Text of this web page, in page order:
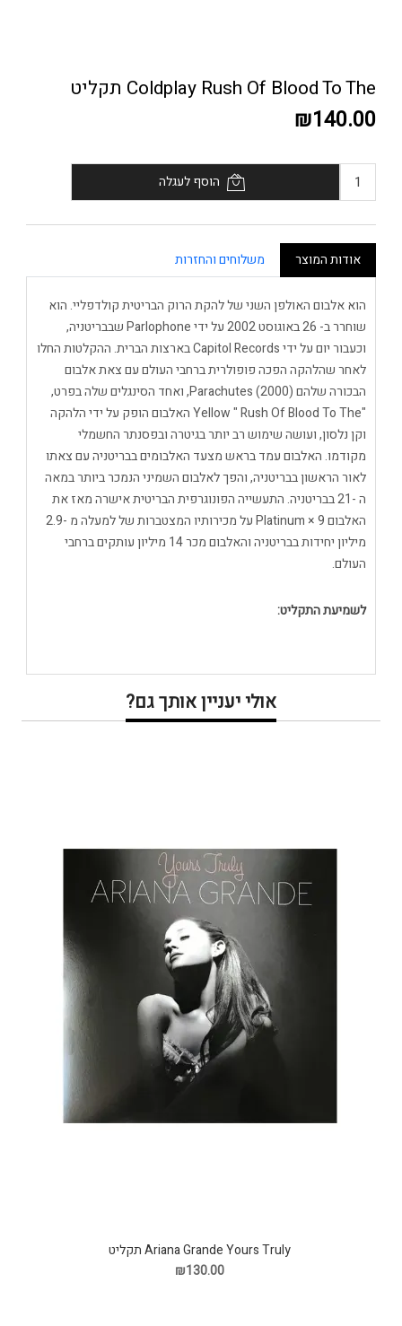
Coldplay Rush Of Blood To The תקליט
₪140.00
הוסף לעגלה
אודות המוצר משלוחים והחזרות
הוא אלבום האולפן השני של להקת הרוק הבריטית קולדפליי. הוא
שוחרר ב- 26 באוגוסט 2002 על ידי Parlophone שבבריטניה,
וכעבור יום על ידי Capitol Records בארצות הברית. ההקלטות החלו
לאחר שהלהקה הפכה פופולרית ברחבי העולם עם צאת אלבום
הבכורה שלהם Parachutes (2000), ואחד הסינגלים שלה בפרט,
"Yellow " Rush Of Blood To The האלבום הופק על ידי הלהקה
וקן נלסון, ועושה שימוש רב יותר בגיטרה ובפסנתר החשמלי
מקודמו. האלבום עמד בראש מצעד האלבומים בבריטניה עם צאתו
לאור הראשון בבריטניה, והפך לאלבום השמיני הנמכר ביותר במאה
ה -21 בבריטניה. התעשייה הפונוגרפית הבריטית אישרה מאז את
האלבום 9 × Platinum על מכירותיו המצטברות של למעלה מ -2.9
מיליון יחידות בבריטניה והאלבום מכר 14 מיליון עותקים ברחבי
העולם.
לשמיעת התקליט:
אולי יעניין אותך גם?
Ariana Grande Yours Truly תקליט
₪130.00